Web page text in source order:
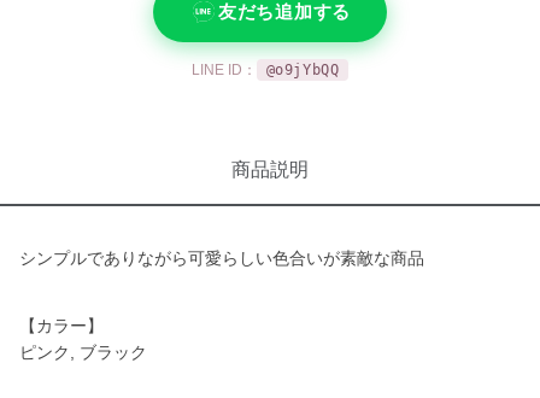
友だち追加する
LINE ID： @o9jYbQQ
商品説明
シンプルでありながら可愛らしい色合いが素敵な商品
【カラー】
ピンク, ブラック